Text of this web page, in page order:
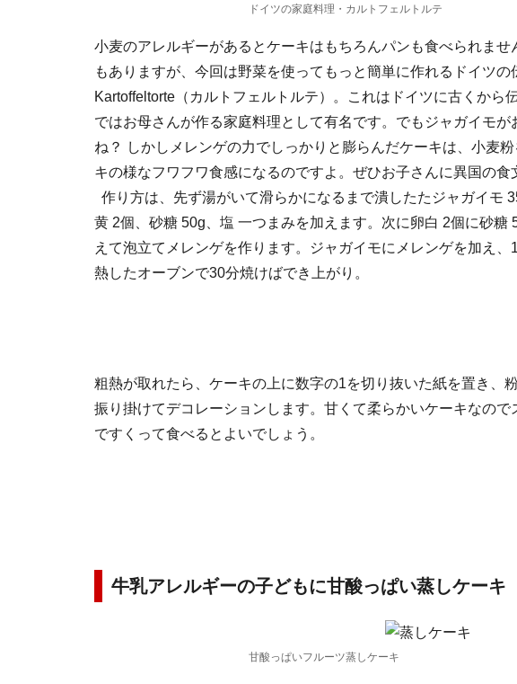
ドイツの家庭料理・カルトフェルトルテ
小麦のアレルギーがあるとケーキはもちろんパンも食べられま
もありますが、今回は野菜を使ってもっと簡単に作れるドイツの
Kartoffeltorte（カルトフェルトルテ）。これはドイツに古くから
ではお母さんが作る家庭料理として有名です。でもジャガイモ
ね？ しかしメレンゲの力でしっかりと膨らんだケーキは、小麦
キの様なフワフワ食感になるのですよ。ぜひお子さんに異国の食
作り方は、先ず湯がいて滑らかになるまで潰したたジャガイモ
黄 2個、砂糖 50g、塩 一つまみを加えます。次に卵白 2個に砂糖
えて泡立てメレンゲを作ります。ジャガイモにメレンゲを加え
熱したオーブンで30分焼けばでき上がり。
粗熱が取れたら、ケーキの上に数字の1を切り抜いた紙を置き、
振り掛けてデコレーションします。甘くて柔らかいケーキなので
ですくって食べるとよいでしょう。
牛乳アレルギーの子どもに甘酸っぱい蒸しケーキ
甘酸っぱいフルーツ蒸しケーキ